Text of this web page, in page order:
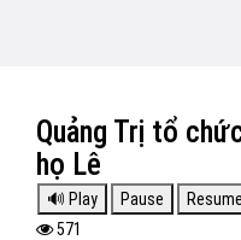
Quảng Trị tổ
họ Lê
571